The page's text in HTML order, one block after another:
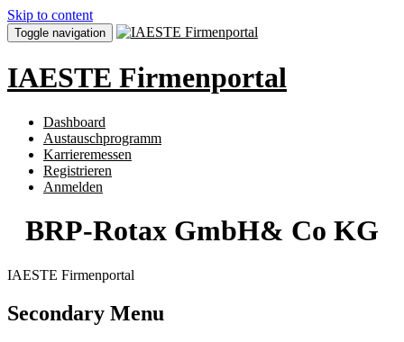
Skip to content
Toggle navigation
IAESTE Firmenportal
Dashboard
Austauschprogramm
Karrieremessen
Registrieren
Anmelden
BRP-Rotax GmbH& Co KG
IAESTE Firmenportal
Secondary Menu